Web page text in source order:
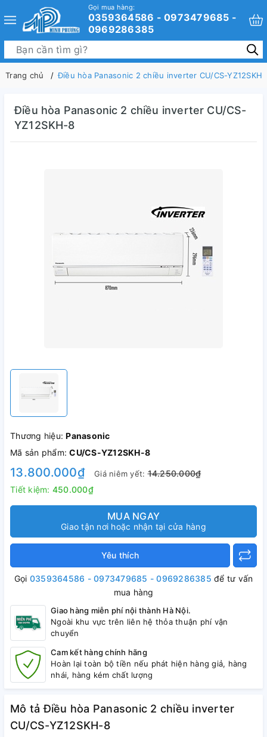
Gọi mua hàng:
0359364586 - 0973479685 -
0969286385
Trang chủ Điều hòa Panasonic 2 chiều inverter CU/CS-
Điều hòa Panasonic 2 chiều inverter CU/CS-
YZ12SKH-8
Thương hiệu:Panasonic
Mã sản phẩm:CU/CS-YZ12SKH-8
13.800.000₫ Giá niêm yết:14.250.000₫
Tiết kiệm: 450.000₫
MUA NGAY
Giao tận nơi hoặc nhận tại cửa hàng
Yêu thích
Gọi 0359364586 - 0973479685 - 0969286385 để tư vấn
mua hàng
Giao hàng miễn phí nội thành Hà Nội.
Ngoài khu vực trên liên hệ thỏa thuận phí vận
chuyển
Cam kết hàng chính hãng
Hoàn lại toàn bộ tiền nếu phát hiện hàng giả, hàng
nhái, hàng kém chất lượng
Mô tả Điều hòa Panasonic 2 chiều inverter
CU/CS-YZ12SKH-8